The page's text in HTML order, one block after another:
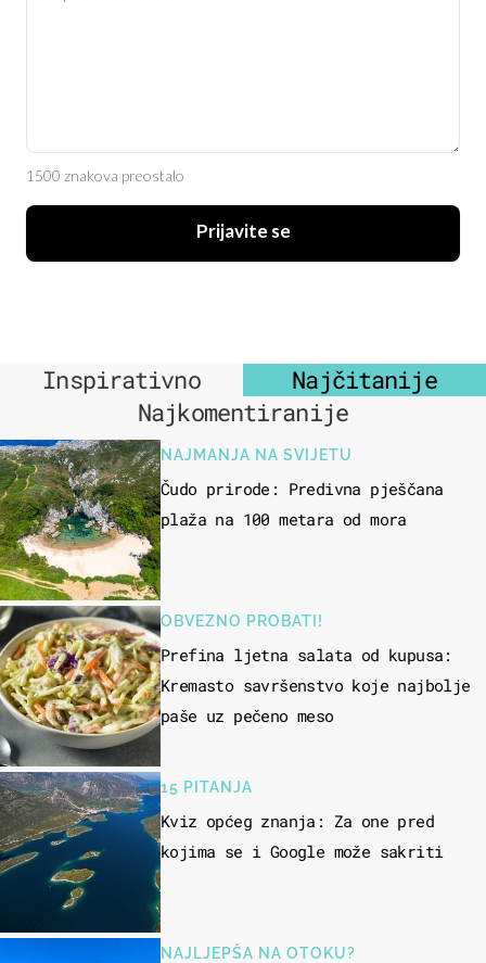
1500 znakova preostalo
Prijavite se
Inspirativno
Najčitanije
Najkomentiranije
NAJMANJA NA SVIJETU
Čudo prirode: Predivna pješčana
plaža na 100 metara od mora
OBVEZNO PROBATI!
Prefina ljetna salata od kupusa:
Kremasto savršenstvo koje najbolje
paše uz pečeno meso
15 PITANJA
Kviz općeg znanja: Za one pred
kojima se i Google može sakriti
NAJLJEPŠA NA OTOKU?